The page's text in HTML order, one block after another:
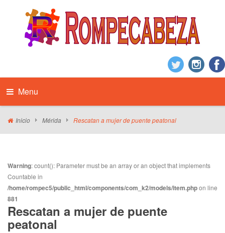
Menu
Inicio Mérida Rescatan a mujer de puente peatonal
Warning: count(): Parameter must be an array or an object that implements
Countable in
/home/rompec5/public_html/components/com_k2/models/item.phpon line
881
Rescatan a mujer de puente
peatonal